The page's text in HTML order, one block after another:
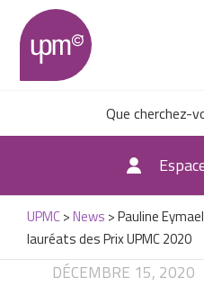
UPMC>News >Pauline
lauréats des Prix UPMC 2020
DÉCEMBRE 15, 2020